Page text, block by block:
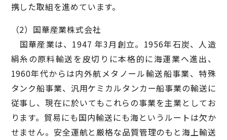
携した取組を進めています。
（2）国華産業株式会社
国華産業は、1947 年3月創立。1956年石炭、人造
絹糸の原料輸送を皮切りに本格的に海運業へ進出、
1960年代からは内外航メタノール輸送船事業、特殊
タンク船事業、汎用ケミカルタンカー船事業の輸送に
従事し、現在に於いてもこれらの事業を主業としてお
ります。貿易にも国内輸送にも海というルートは欠か
せません。安全運航と厳格な品質管理のもと海上輸送